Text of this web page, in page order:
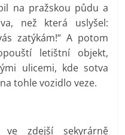
na pražskou půdu a
než která uslyšel:
zatýkám!“ A potom
letištní objekt,
ulicemi, kde sotva
tohle vozidlo veze.
zdejší sekyrárně